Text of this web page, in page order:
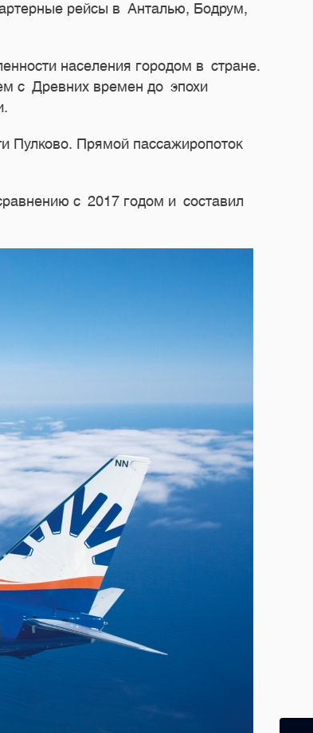
рейсы в Анталью, Бодрум,
населения городом в стране.
с Древних времен до эпохи
Пулково. Прямой пассажиропоток
с 2017 годом и составил